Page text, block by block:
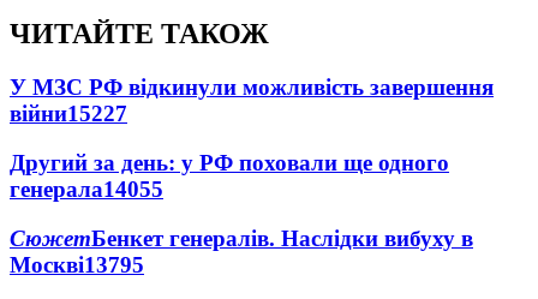
ЧИТАЙТЕ ТАКОЖ
У МЗС РФ відкинули можливість завершення
війни15227
Другий за день: у РФ поховали ще одного
генерала14055
СюжетБенкет генералів. Наслідки вибуху в
Москві13795